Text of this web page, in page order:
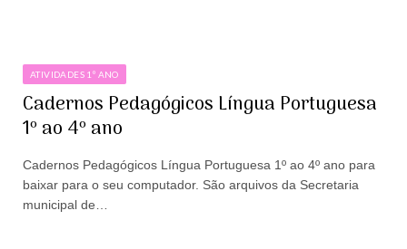
ATIVIDADES 1º ANO
Cadernos Pedagógicos Língua Portuguesa
1º ao 4º ano
Cadernos Pedagógicos Língua Portuguesa 1º ao 4º ano para
baixar para o seu computador. São arquivos da Secretaria
municipal de…